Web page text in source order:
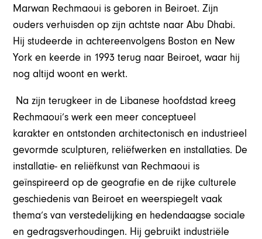
Marwan Rechmaoui is geboren in Beiroet. Zijn
ouders verhuisden op zijn achtste naar Abu Dhabi.
Hij studeerde in achtereenvolgens Boston en New
York en keerde in 1993 terug naar Beiroet, waar hij
nog altijd woont en werkt.
Na zijn terugkeer in de Libanese hoofdstad kreeg
Rechmaoui’s werk een meer conceptueel
karakter en ontstonden architectonisch en industrieel
gevormde sculpturen, reliëfwerken en installaties. De
installatie- en reliëfkunst van Rechmaoui is
geïnspireerd op de geografie en de rijke culturele
geschiedenis van Beiroet en weerspiegelt vaak
thema’s van verstedelijking en hedendaagse sociale
en gedragsverhoudingen. Hij gebruikt industriële